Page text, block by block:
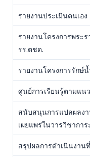
รายงานประเมินตนเอง
รายงานโครงการพระ
รร.ตชด.
รายงานโครงการรักษ์น้
ศูนย์การเรียนรู้ตามแน
สนับสนุนการแปลผลงา
เผยแพร่ในวารวิชากา
สรุปผลการดำเนินงาน